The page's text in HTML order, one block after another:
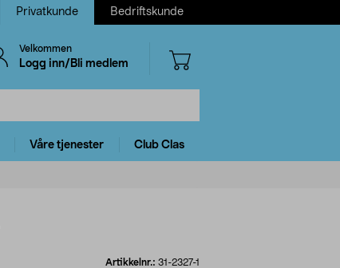
Privatkunde Bedriftskunde
Velkommen
Logg inn/Bli medlem
Våre tjenester Club Clas
Artikkelnr.: 31-2327-1